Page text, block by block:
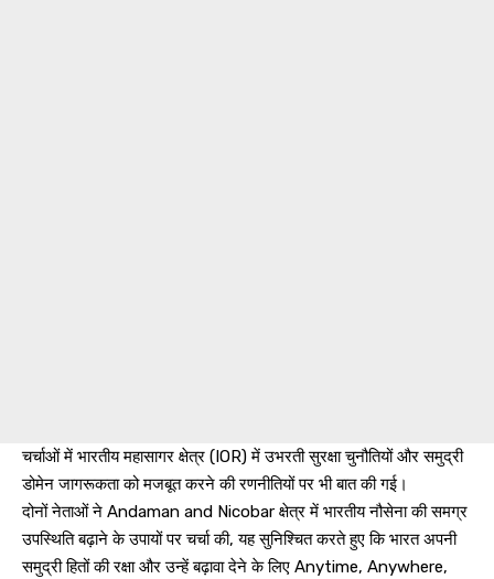
चर्चाओं में भारतीय महासागर क्षेत्र (IOR) में उभरती सुरक्षा चुनौतियों और समुद्री
डोमेन जागरूकता को मजबूत करने की रणनीतियों पर भी बात की गई।
दोनों नेताओं ने Andaman and Nicobar क्षेत्र में भारतीय नौसेना की समग्र
उपस्थिति बढ़ाने के उपायों पर चर्चा की, यह सुनिश्चित करते हुए कि भारत अपनी
समुद्री हितों की रक्षा और उन्हें बढ़ावा देने के लिए Anytime, Anywhere,